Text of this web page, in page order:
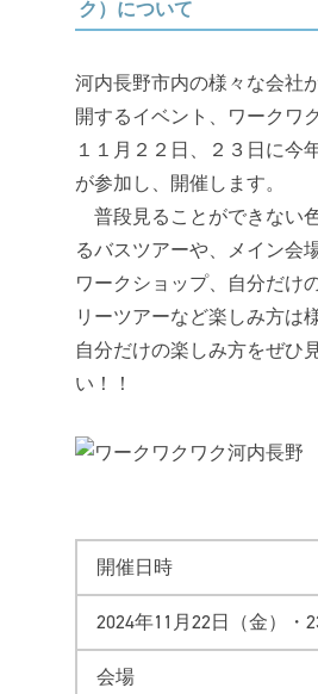
ク）について
河内長野市内の様々な会社
開するイベント、ワークワ
１１月２２日、２３日に今
が参加し、開催します。
普段見ることができない
るバスツアーや、メイン会
ワークショップ、自分だけ
リーツアーなど楽しみ方は
自分だけの楽しみ方をぜひ
い！！
開催日時
2024年11月22日（金）・
会場